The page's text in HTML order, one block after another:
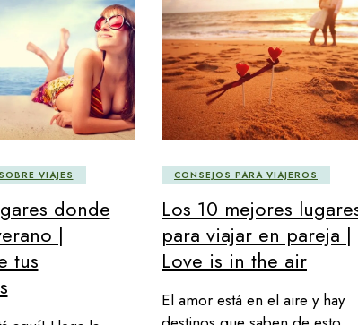
VIAJES
donde
|
tus
CONSEJOS PARA VIAJEROS
Los 10 mejores
para viajar en pareja |
Love is in the air
El amor está en el aire y hay